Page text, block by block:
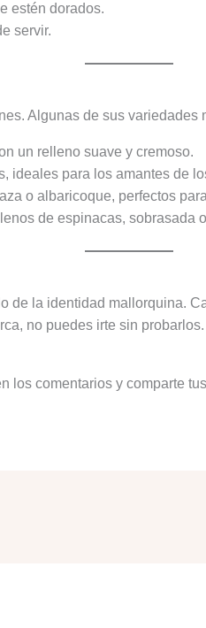
estén dorados.
servir.
Algunas de sus variedades
un relleno suave y cremoso.
ideales para los amantes de
o albaricoque, perfectos
de espinacas, sobrasada
de la identidad mallorquina.
no puedes irte sin
los comentarios y comparte